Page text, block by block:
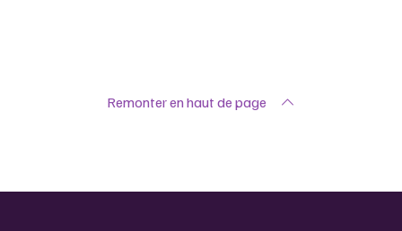
Remonter en haut de page